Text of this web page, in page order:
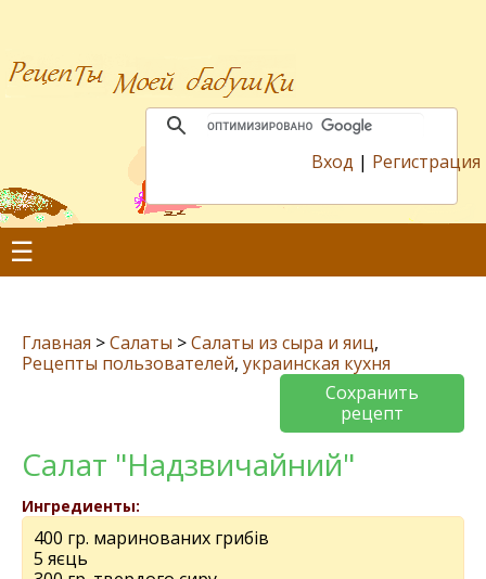
Вход | Регистрация
☰
Главная >Салаты >Салаты из сыра и яиц,
Рецепты пользователей, украинская кухня
Сохранить
рецепт
Салат "Надзвичайний"
Ингредиенты:
400 гр. маринованих грибів
5 яєць